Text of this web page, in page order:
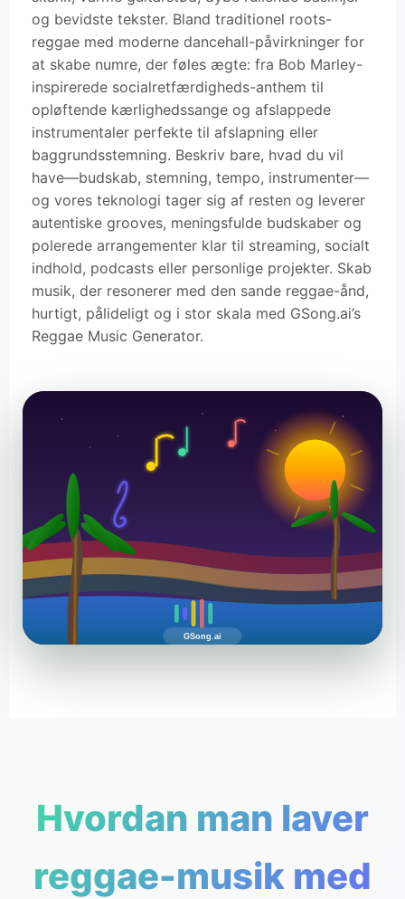
og bevidste tekster. Bland traditionel roots-
reggae med moderne dancehall-påvirkninger for
at skabe numre, der føles ægte: fra Bob Marley-
inspirerede socialretfærdigheds-anthem til
opløftende kærlighedssange og afslappede
instrumentaler perfekte til afslapning eller
baggrundsstemning. Beskriv bare, hvad du vil
have—budskab, stemning, tempo, instrumenter—
og vores teknologi tager sig af resten og leverer
autentiske grooves, meningsfulde budskaber og
polerede arrangementer klar til streaming, socialt
indhold, podcasts eller personlige projekter. Skab
musik, der resonerer med den sande reggae-ånd,
hurtigt, pålideligt og i stor skala med GSong.ai’s
Reggae Music Generator.
GSong.ai
Hvordan man laver
reggae-musik med